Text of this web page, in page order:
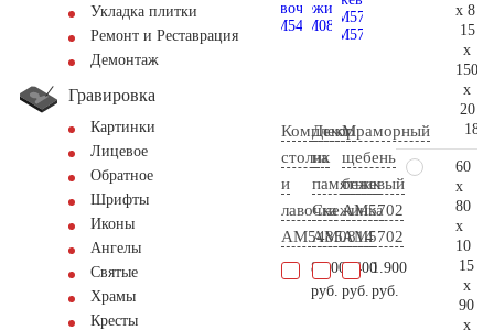
Укладка плитки
Ремонт и Реставрация
Демонтаж
Гравировка
Картинки
Лицевое
Обратное
Шрифты
Иконы
Ангелы
Святые
Храмы
Кресты
Комплект
столик
и
лавочка
AM5485
87.000
руб.
Декор
на
памятник
Снежинка
AM0814
8.400
руб.
Мраморный
щебень
бежевый
АМ5702
AM5702
1.900
руб.
x 8
15
x
150
x
20
60
x
80
x
10
15
x
90
x